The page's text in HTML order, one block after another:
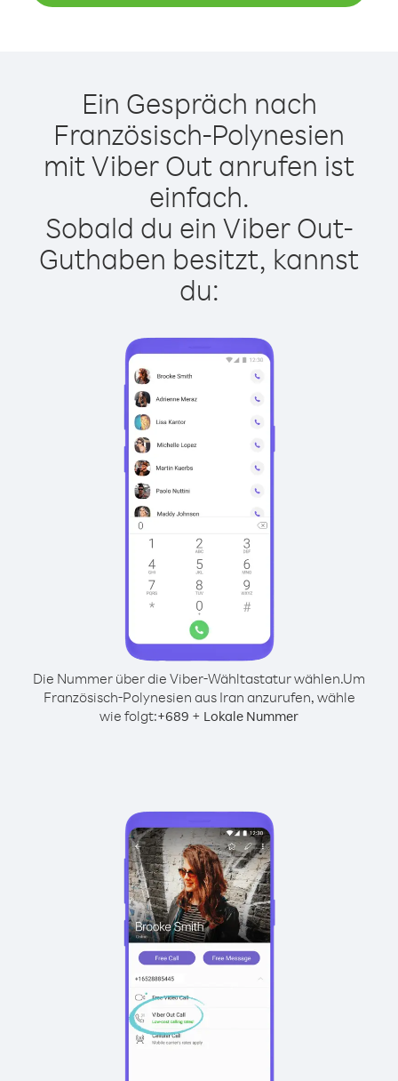
Ein Gespräch nach
Französisch-Polynesien
mit Viber Out anrufen ist
einfach.
Sobald du ein Viber Out-
Guthaben besitzt, kannst
du:
Die Nummer über die Viber-Wähltastatur wählen.Um
Französisch-Polynesien aus Iran anzurufen, wähle
wie folgt:+689 + Lokale Nummer